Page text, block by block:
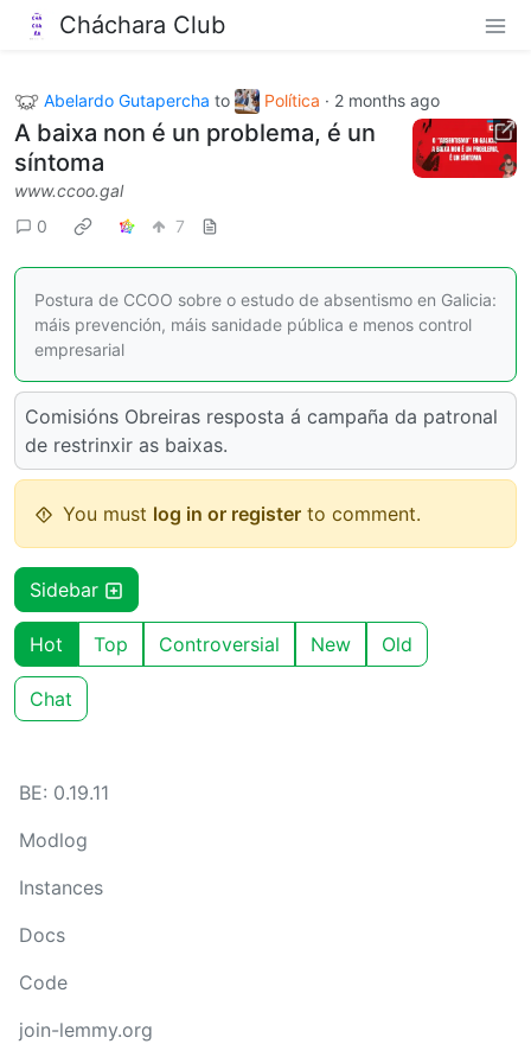
Cháchara Club
Abelardo Gutapercha to Política · 2 months ago
A baixa non é un problema, é un
síntoma
www.ccoo.gal
0
7
Postura de CCOO sobre o estudo de absentismo en Galicia:
máis prevención, máis sanidade pública e menos control
empresarial
Comisións Obreiras resposta á campaña da patronal
de restrinxir as baixas.
You must log in or register to comment.
Sidebar
Hot Top Controversial New Old
Chat
BE: 0.19.11
Modlog
Instances
Docs
Code
join-lemmy.org